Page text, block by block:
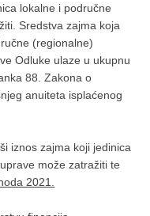
lokalne i područne
Sredstva zajma koja
(regionalne)
Odluke ulaze u ukupnu
88. Zakona o
anuiteta isplaćenog
iznos zajma koji jedinica
može zatražiti te
2021.